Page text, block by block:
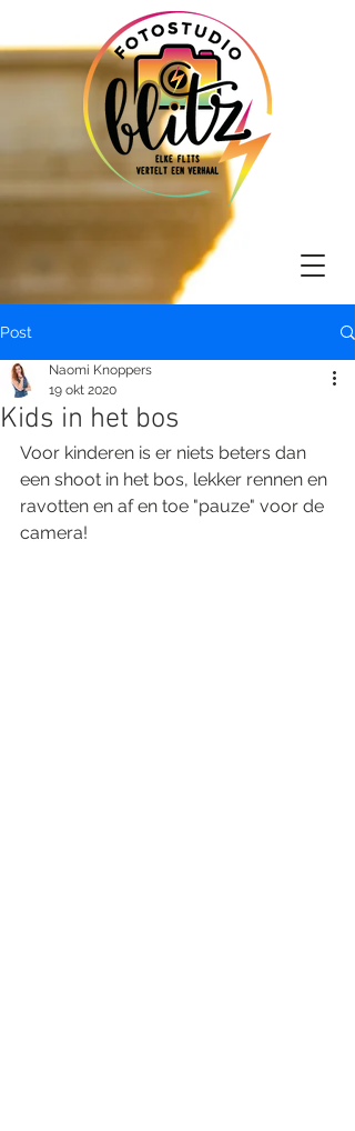
Post
Kids in het bos
Naomi Knoppers
19 okt 2020
Voor kinderen is er niets beters dan
een shoot in het bos, lekker rennen en
ravotten en af en toe "pauze" voor de
camera!